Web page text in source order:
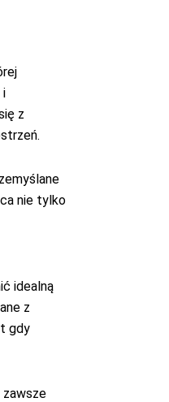
i
z
nie tylko
idealną
z
gdy
zawsze